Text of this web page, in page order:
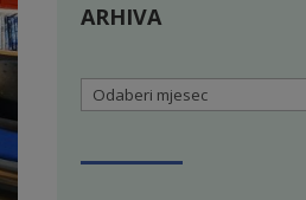
ARHIVA
Arhiva